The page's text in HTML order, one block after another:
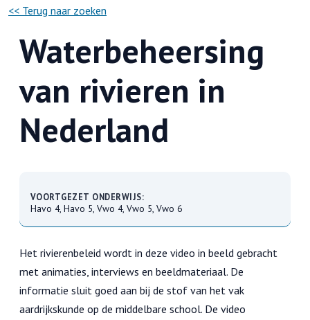
<< Terug naar zoeken
Waterbeheersing
van rivieren in
Nederland
VOORTGEZET ONDERWIJS:
Havo 4, Havo 5, Vwo 4, Vwo 5, Vwo 6
Het rivierenbeleid wordt in deze video in beeld gebracht
met animaties, interviews en beeldmateriaal. De
informatie sluit goed aan bij de stof van het vak
aardrijkskunde op de middelbare school. De video